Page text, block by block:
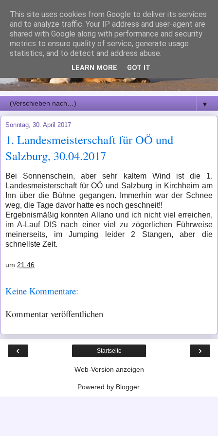
▼
Sonntag, 30. April 2017
1. Landesmeisterschaft für OÖ und
Salzburg, 30.04.2017
Bei Sonnenschein, aber sehr kaltem Wind ist die 1.
Landesmeisterschaft für OÖ und Salzburg in Kirchheim am
Inn über die Bühne gegangen. Immerhin war der Schnee
weg, die Tage davor hatte es noch geschneit!!
Ergebnismäßig konnten Allano und ich nicht viel erreichen,
im A-Lauf DIS nach einer viel zu zögerlichen Führweise
meinerseits, im Jumping leider 2 Stangen, aber die
schnellste Zeit.
um 21:46
Keine Kommentare:
Kommentar veröffentlichen
‹ ›
Startseite
Web-Version anzeigen
Powered by Blogger.
This site uses cookies from Google to deliver its services
and to analyze traffic. Your IP address and user-agent are
shared with Google along with performance and security
metrics to ensure quality of service, generate usage
statistics, and to detect and address abuse.
LEARN MORE GOT IT